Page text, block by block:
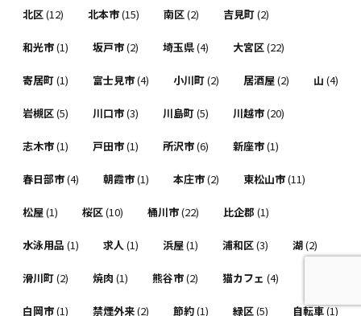
北区(12) 北本市(15) 南区(2) 吉見町(2)
和光市(1) 坂戸市(2) 埼玉県(4) 大宮区(22)
寄居町(1) 富士見市(4) 小川町(2) 居酒屋(2) 山 (4)
岩槻区(5) 川口市(3) 川島町(5) 川越市(20)
志木市(1) 戸田市(1) 所沢市(6) 新座市(1)
春日部市(4) 朝霞市(1) 本庄市(2) 東松山市(11)
松屋(1) 桜区(10) 桶川市(22) 比企郡 (1)
水泳用品 (1) 求人(1) 浜屋(1) 浦和区(3) 湖(2)
滑川町(2) 焼肉 (1) 熊谷市(2) 猫カフェ (4)
白岡市(1) 禁煙外来(2) 節約(1) 緑区(5) 自転車(1)